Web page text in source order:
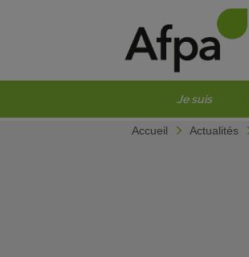
Je suis
Accueil Actualités